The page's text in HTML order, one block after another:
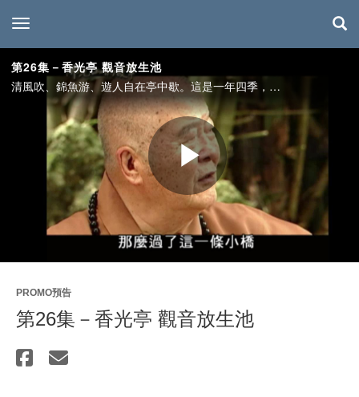
toggle navigation
第26集－香光亭 觀音放生池
清風吹、錦魚游、遊人自在亭中歇。這是一年四季，佛光山香光亭與觀音放生池的風貌景致。香光亭位於不二門廣場南面，是優美的涼亭休憩處，在不二門下，香光亭東面的白色建築，則是信徒服務中心－覺華園，觀音放生池同樣也位於不二門廣場南面，位於香光亭的東方，由香光亭、覺華園與觀音放生池所構成的區塊，提供信眾方便貼心的服務，更是實現生命教育的戶外教室。
Play
Video
PROMO預告
第26集－香光亭 觀音放生池